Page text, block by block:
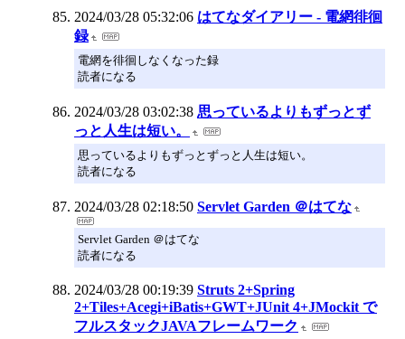
2024/03/28 05:32:06 はてなダイアリー - 電網徘徊
録
電網を徘徊しなくなった録
読者になる
2024/03/28 03:02:38 思っているよりもずっとず
っと人生は短い。
思っているよりもずっとずっと人生は短い。
読者になる
2024/03/28 02:18:50 Servlet Garden ＠はてな
Servlet Garden ＠はてな
読者になる
2024/03/28 00:19:39 Struts 2+Spring
2+Tiles+Acegi+iBatis+GWT+JUnit 4+JMockit で
フルスタックJAVAフレームワーク